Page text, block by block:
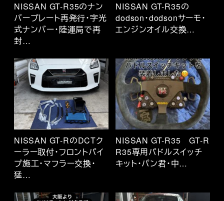
NISSAN GT-R35のナン
バープレート再発行・字光
式ナンバー・陸運局で再
封…
NISSAN GT-R35の
dodson・dodsonサーモ・
エンジンオイル交換…
NISSAN GT-RのDCTク
ーラー取付・フロントパイ
プ施工・マフラー交換・
猛…
NISSAN GT-R35 GT-R
R35専用パドルスイッチ
キット・パン君・中…